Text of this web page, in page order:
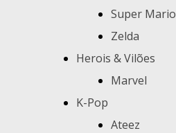
Super Mario
Zelda
Herois & Vilões
Marvel
K-Pop
Ateez